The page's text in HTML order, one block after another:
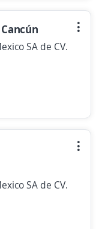
SA de CV.
SA de CV.